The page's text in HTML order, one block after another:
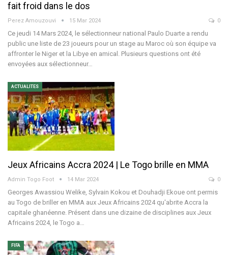
fait froid dans le dos
Perez Amouzouvi 15 Mar 2024 0
Ce jeudi 14 Mars 2024, le sélectionneur national Paulo Duarte a rendu
public une liste de 23 joueurs pour un stage au Maroc où son équipe va
affronter le Niger et la Libye en amical. Plusieurs questions ont été
envoyées aux sélectionneur…
ACTUALITES
Jeux Africains Accra 2024 | Le Togo brille en MMA
Admin Togo Foot 14 Mar 2024 0
Georges Awassiou Welike, Sylvain Kokou et Douhadji Ekoue ont permis
au Togo de briller en MMA aux Jeux Africains 2024 qu'abrite Accra la
capitale ghanéenne. Présent dans une dizaine de disciplines aux Jeux
Africains 2024, le Togo a…
FIFA